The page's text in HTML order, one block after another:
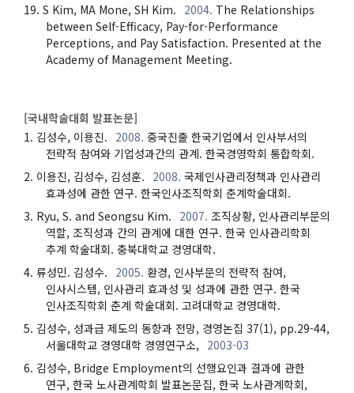
S Kim, MA Mone, SH Kim. 2004. The Relationships
between Self-Efficacy, Pay-for-Performance
Perceptions, and Pay Satisfaction. Presented at the
Academy of Management Meeting.
[국내학술대회 발표논문]
김성수, 이용진. 2008. 중국진출 한국기업에서 인사부서의
전략적 참여와 기업성과간의 관계. 한국경영학회 통합학회.
이용진, 김성수, 김성훈. 2008. 국제인사관리정책과 인사관리
효과성에 관한 연구. 한국인사조직학회 춘계학술대회.
Ryu, S. and Seongsu Kim. 2007. 조직상황, 인사관리부문의
역할, 조직성과 간의 관계에 대한 연구. 한국 인사관리학회
추계 학술대회. 충북대학교 경영대학.
류성민. 김성수. 2005. 환경, 인사부문의 전략적 참여,
인사시스템, 인사관리 효과성 및 성과에 관한 연구. 한국
인사조직학회 춘계 학술대회. 고려대학교 경영대학.
김성수, 성과급 제도의 동향과 전망, 경영논집 37(1), pp.29-44,
서울대학교 경영대학 경영연구소, 2003-03
김성수, Bridge Employment의 선행요인과 결과에 관한
연구, 한국 노사관계학회 발표논문집, 한국 노사관계학회,